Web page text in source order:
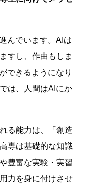
んでいます。AIは
すし、作曲もしま
できるようになり
は、人間はAIにか
る能力は、「創造
専は基礎的な知識
豊富な実験・実習
力を身に付けさせ